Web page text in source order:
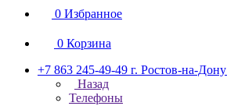
0 Избранное
0 Корзина
+7 863 245-49-49 г. Ростов-на-Дону
Назад
Телефоны